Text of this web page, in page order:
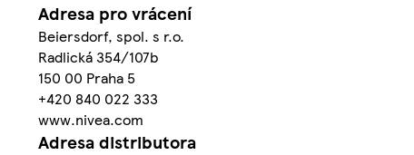
Adresa pro vrácení
Beiersdorf, spol. s r.o.
Radlická 354/107b
150 00 Praha 5
+420 840 022 333
www.nivea.com
Adresa distributora